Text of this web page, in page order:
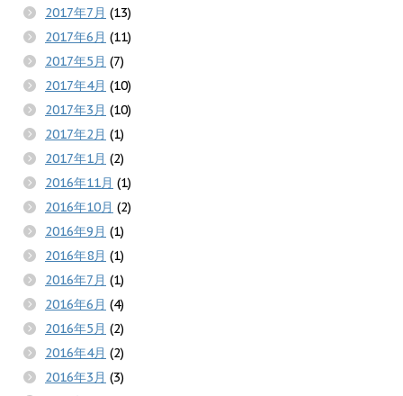
2017年7月 (13)
2017年6月 (11)
2017年5月 (7)
2017年4月 (10)
2017年3月 (10)
2017年2月 (1)
2017年1月 (2)
2016年11月 (1)
2016年10月 (2)
2016年9月 (1)
2016年8月 (1)
2016年7月 (1)
2016年6月 (4)
2016年5月 (2)
2016年4月 (2)
2016年3月 (3)